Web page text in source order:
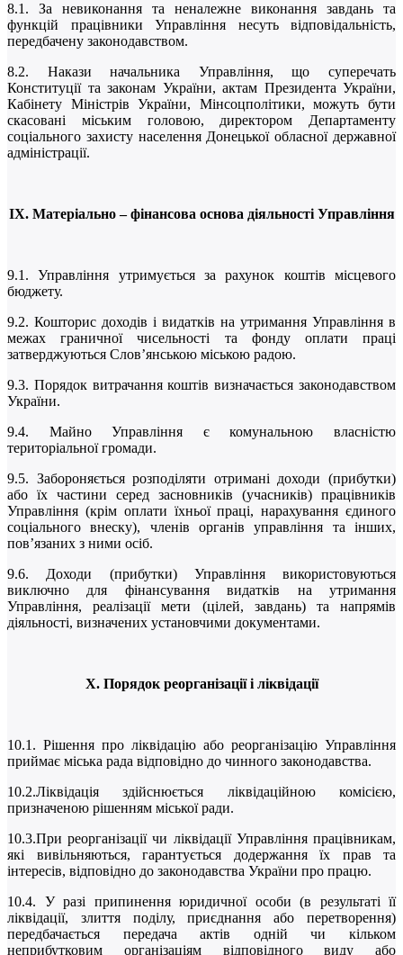
8.1. За невиконання та неналежне виконання завдань та
функцій працівники Управління несуть відповідальність,
передбачену законодавством.
8.2. Накази начальника Управління, що суперечать
Конституції та законам України, актам Президента України,
Кабінету Міністрів України, Мінсоцполітики, можуть бути
скасовані міським головою, директором Департаменту
соціального захисту населення Донецької обласної державної
адміністрації.
ІХ. Матеріально – фінансова основа діяльності Управління
9.1. Управління утримується за рахунок коштів місцевого
бюджету.
9.2. Кошторис доходів і видатків на утримання Управління в
межах граничної чисельності та фонду оплати праці
затверджуються Слов’янською міською радою.
9.3. Порядок витрачання коштів визначається законодавством
України.
9.4. Майно Управління є комунальною власністю
територіальної громади.
9.5. Забороняється розподіляти отримані доходи (прибутки)
або їх частини серед засновників (учасників) працівників
Управління (крім оплати їхньої праці, нарахування єдиного
соціального внеску), членів органів управління та інших,
пов’язаних з ними осіб.
9.6. Доходи (прибутки) Управління використовуються
виключно для фінансування видатків на утримання
Управління, реалізації мети (цілей, завдань) та напрямів
діяльності, визначених установчими документами.
Х. Порядок реорганізації і ліквідації
10.1. Рішення про ліквідацію або реорганізацію Управління
приймає міська рада відповідно до чинного законодавства.
10.2.Ліквідація здійснюється ліквідаційною комісією,
призначеною рішенням міської ради.
10.3.При реорганізації чи ліквідації Управління працівникам,
які вивільняються, гарантується додержання їх прав та
інтересів, відповідно до законодавства України про працю.
10.4. У разі припинення юридичної особи (в результаті її
ліквідації, злиття поділу, приєднання або перетворення)
передбачається передача актів одній чи кільком
неприбутковим організаціям відповідного виду або